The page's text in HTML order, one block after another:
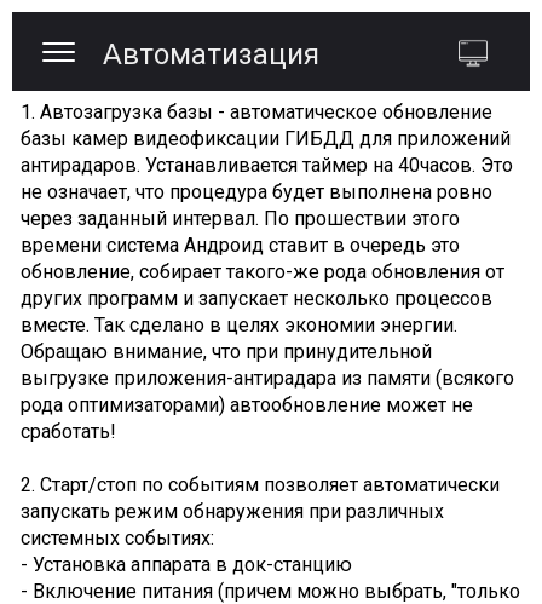
Автоматизация
1. Автозагрузка базы - автоматическое обновление
базы камер видеофиксации ГИБДД для приложений
антирадаров. Устанавливается таймер на 40часов. Это
не означает, что процедура будет выполнена ровно
через заданный интервал. По прошествии этого
времени система Андроид ставит в очередь это
обновление, собирает такого-же рода обновления от
других программ и запускает несколько процессов
вместе. Так сделано в целях экономии энергии.
Обращаю внимание, что при принудительной
выгрузке приложения-антирадара из памяти (всякого
рода оптимизаторами) автообновление может не
сработать!
2. Старт/стоп по событиям позволяет автоматически
запускать режим обнаружения при различных
системных событиях:
- Установка аппарата в док-станцию
- Включение питания (причем можно выбрать, "только